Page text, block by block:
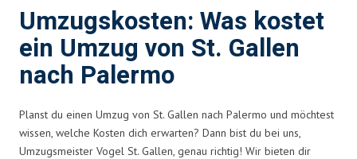
Umzugskosten: Was kostet
ein Umzug von St. Gallen
nach Palermo
Planst du einen Umzug von St. Gallen nach Palermo und möchtest
wissen, welche Kosten dich erwarten? Dann bist du bei uns,
Umzugsmeister Vogel St. Gallen, genau richtig! Wir bieten dir